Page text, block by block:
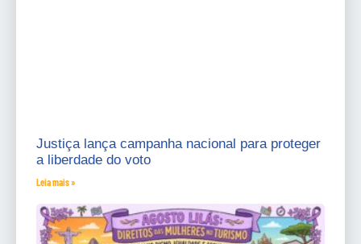
Justiça lança campanha nacional para proteger
a liberdade do voto
Leia mais »